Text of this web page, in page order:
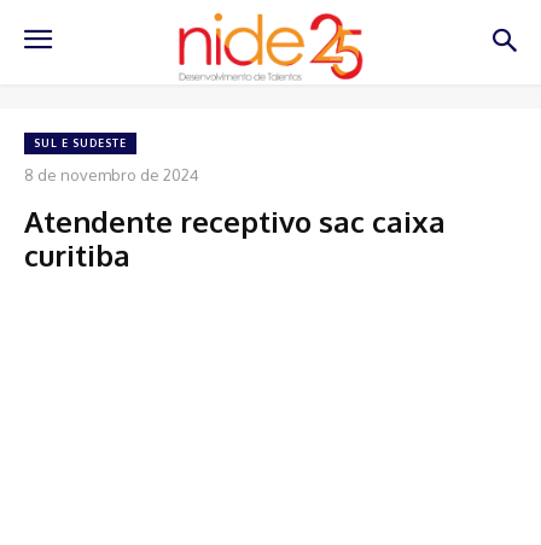
SUL E SUDESTE
8 de novembro de 2024
Atendente receptivo sac caixa
curitiba